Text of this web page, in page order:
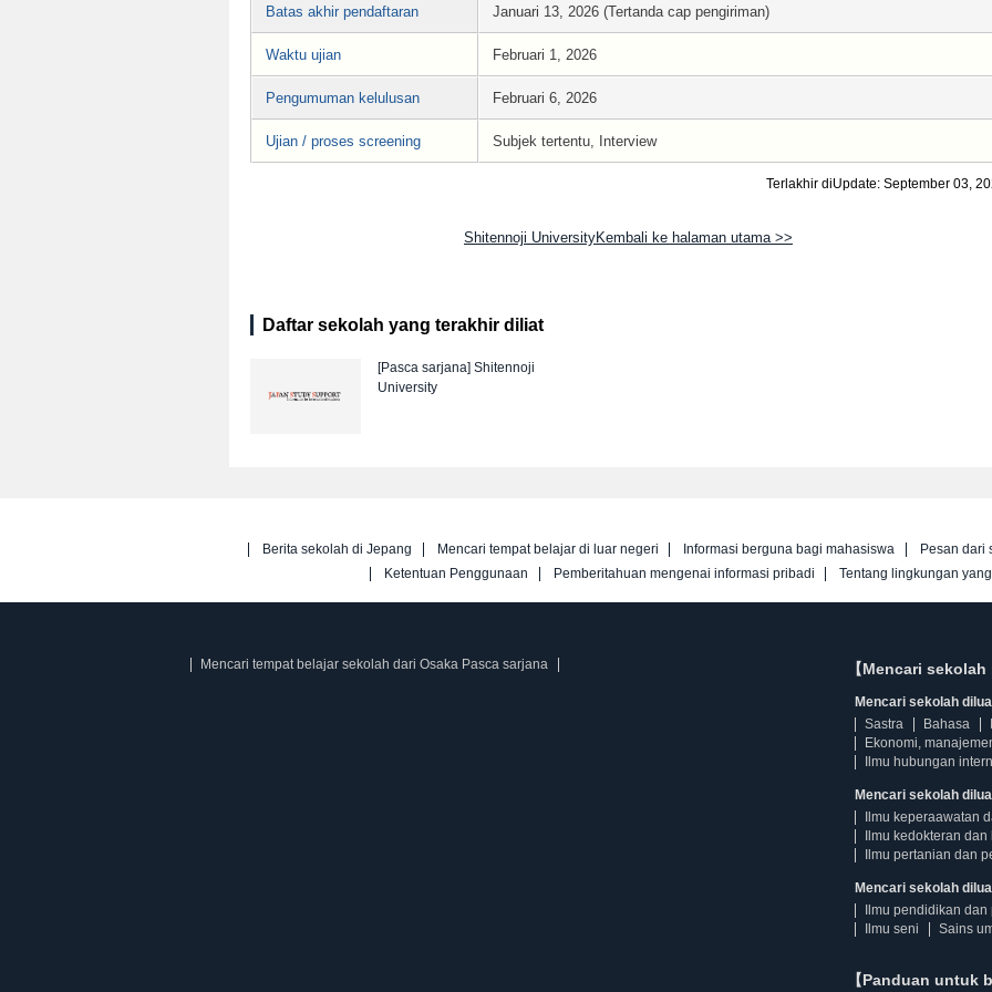
Batas akhir pendaftaran Januari 13, 2026 (Tertanda cap pengiriman)
Waktu ujian Februari 1, 2026
Pengumuman kelulusan Februari 6, 2026
Ujian / proses screening Subjek tertentu, Interview
Terlakhir diUpdate: September 03,
Shitennoji UniversityKembali ke halaman utama >>
Daftar sekolah yang terakhir diliat
[Pasca sarjana] Shitennoji
University
Berita sekolah di Jepang Mencari tempat belajar di luar negeri Informasi berguna bagi mahasiswa
Pesan dari
Ketentuan Penggunaan
Pemberitahuan mengenai informasi pribadi Tentang lingkungan
Mencari tempat belajar sekolah dari Osaka Pasca sarjana 【Mencari
Mencari sekolah
Sastra
Bahasa
Ekonomi,
Ilmu hubungan
Mencari sekolah
Ilmu keperaawatan
Ilmu kedokteran
Ilmu pertanian dan
Mencari sekolah
Ilmu pendidikan
Ilmu seni
Sains
【Panduan untuk